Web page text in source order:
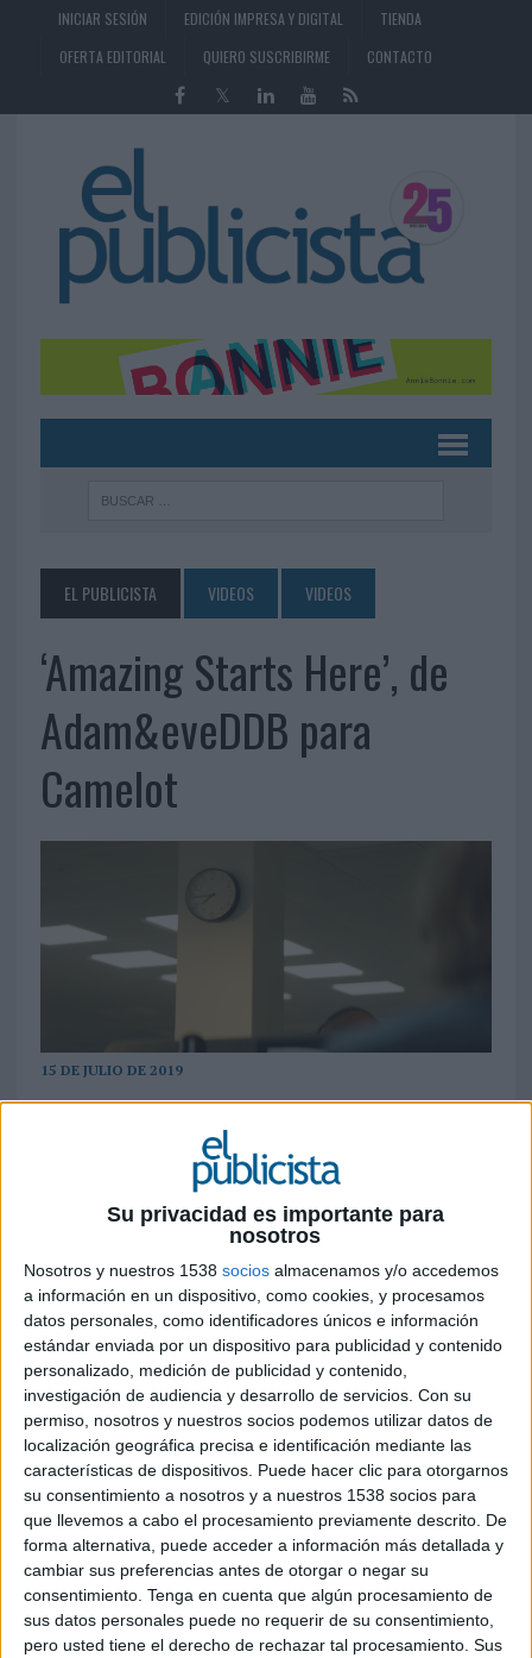
Su privacidad es importante para
nosotros
Nosotros y nuestros 1538 socios almacenamos y/o accedemos
a información en un dispositivo, como cookies, y procesamos
datos personales, como identificadores únicos e información
estándar enviada por un dispositivo para publicidad y contenido
personalizado, medición de publicidad y contenido,
investigación de audiencia y desarrollo de servicios. Con su
permiso, nosotros y nuestros socios podemos utilizar datos de
localización geográfica precisa e identificación mediante las
características de dispositivos. Puede hacer clic para otorgarnos
su consentimiento a nosotros y a nuestros 1538 socios para
que llevemos a cabo el procesamiento previamente descrito. De
forma alternativa, puede acceder a información más detallada y
cambiar sus preferencias antes de otorgar o negar su
consentimiento. Tenga en cuenta que algún procesamiento de
sus datos personales puede no requerir de su consentimiento,
pero usted tiene el derecho de rechazar tal procesamiento. Sus
INICIAR SESIÓN EDICIÓN IMPRESA Y DIGITAL
TIENDA
OFERTA EDITORIAL
QUIERO SUSCRIBIRME CONTACTO
EL PUBLICISTA VIDEOS VIDEOS
‘Amazing Starts Here’, de
Adam&eveDDB para
Camelot
15 DE JULIO DE 2019
Credits ‘Amazing Starts Here’
Advertiser: Camelot
Brand: The National Lottery
Project name: Winning Excitement, ‘The Calm
Before the Storm’ (script name)
Group advertiser: Hayley Stringfellow, Head of
Brand Strategy and Marketing, Rachel Moss,
Marketing manager, Arabella Gilchrist, Head of
One National Lottery Partnerships & Content
Advertising company: adam&eveDDB
Group executive Creative Director: Ben Tollett
Chief creative officer: Richard Brim